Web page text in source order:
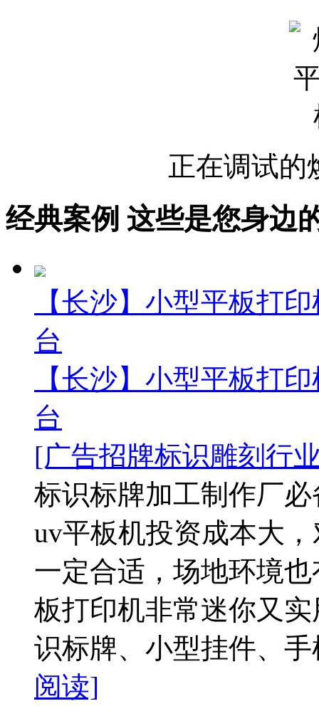
正在调试的
经典案例 这些是您身边
【长沙】小型平板打
台
【长沙】小型平板打
台
[广告招牌标识雕刻行
标识标牌加工制作厂
uv平板机投资成本大
一定合适，场地环境
板打印机非常迷你又
识标牌、小型挂件、
阅读]